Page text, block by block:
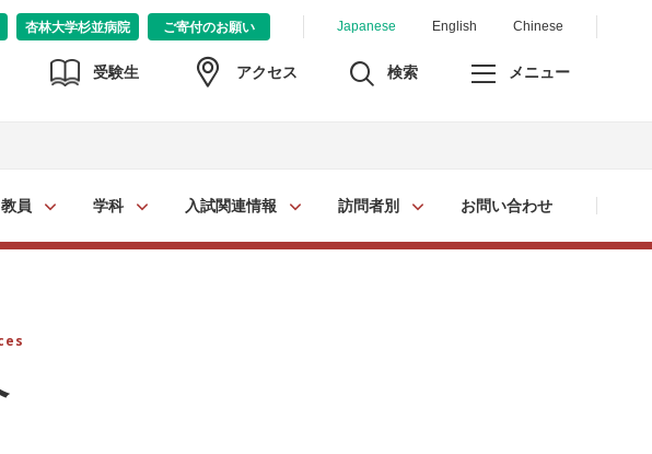
Japanese English Chinese
杏林大学杉並病院 ご寄付のお願い
受験生 アクセス 検索 メニュー
員 学科 入試関連情報 訪問者別 お問い合わせ